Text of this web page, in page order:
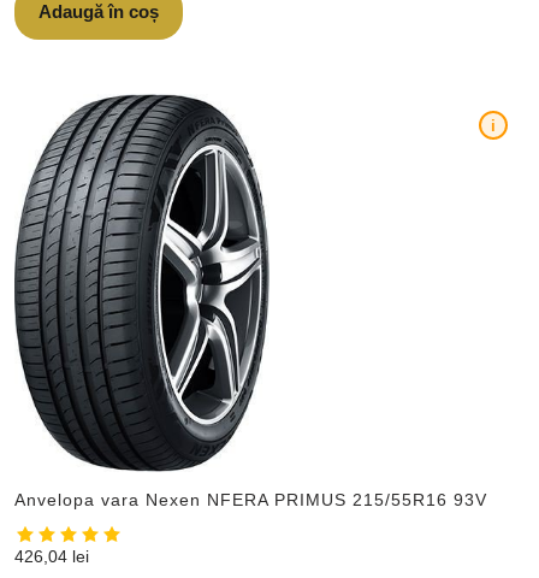
Adaugă în coș
Anvelopa vara Nexen NFERA PRIMUS 215/55R16 93V
i
426,04 lei